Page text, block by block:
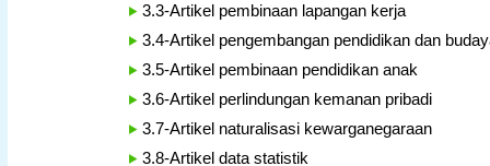
3.3-Artikel pembinaan lapangan kerja
3.4-Artikel pengembangan pendidikan dan
3.5-Artikel pembinaan pendidikan anak
3.6-Artikel perlindungan kemanan pribadi
3.7-Artikel naturalisasi kewarganegaraan
3.8-Artikel data statistik